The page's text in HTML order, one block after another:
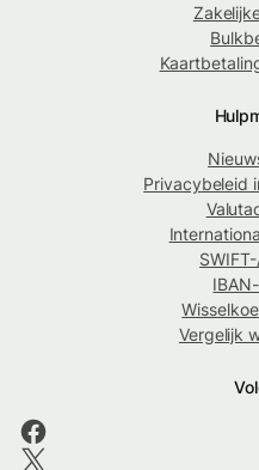
Privacybeleid
Vergelijk